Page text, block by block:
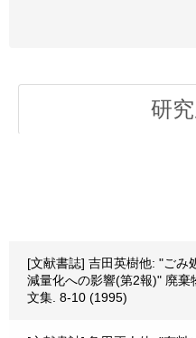
研
[文献書誌] 吉田英樹他: "ごみ
減量化への影響(第2報)" 廃
文集. 8-10 (1995)